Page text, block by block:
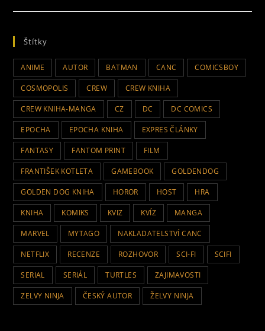
Štítky
ANIME AUTOR BATMAN CANC COMICSBOY
COSMOPOLIS CREW CREW KNIHA
CREW KNIHA-MANGA CZ DC DC COMICS
EPOCHA EPOCHA KNIHA EXPRES ČLÁNKY
FANTASY FANTOM PRINT FILM
FRANTIŠEK KOTLETA GAMEBOOK GOLDENDOG
GOLDEN DOG KNIHA HOROR HOST HRA
KNIHA KOMIKS KVIZ KVÍZ MANGA
MARVEL MYTAGO NAKLADATELSTVÍ CANC
NETFLIX RECENZE ROZHOVOR SCI-FI SCIFI
SERIAL SERIÁL TURTLES ZAJIMAVOSTI
ZELVY NINJA ČESKÝ AUTOR ŽELVY NINJA